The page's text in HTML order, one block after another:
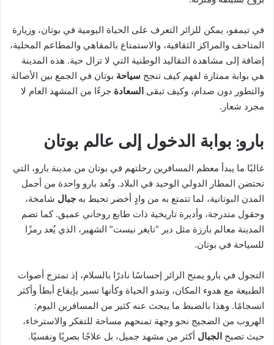
في تيمفو، يمكن للزائر التعرف على الحياة اليومية في بوتان، وزيارة
المتاحف والمراكز الثقافية، والاستمتاع بالمقاهي والمطاعم المحلية،
إضافة إلى مشاهدة التقاليد الوطنية التي لا تزال حية. هذه المدينة
هي بوابة ممتازة لفهم كيف تنجح سياحة بوتان في الجمع بين الأصالة
والتطور دون صدام، وكيف تبقى السعادة جزءًا من المشهد العام لا
مجرد شعار.
بارو: بوابة الدخول إلى عالم بوتان
غالبًا ما يبدأ معظم المسافرين رحلتهم في بوتان من مدينة بارو، التي
تحتضن المطار الدولي الوحيد في البلاد. وتُعد بارو واحدة من أجمل
المدن البوتانية، لما تتمتع به من وادٍ أخضر تحيط به جبال شامخة،
وحقول متدرجة، وأديرة تاريخية ذات طابع روحاني عميق. كما تضم
المدينة معالم بارزة مثل دير “تايغر نيست” الشهير، الذي يُعد رمزًا
للسياحة في بوتان.
التجول في بارو يمنح الزائر إحساسًا نادرًا بالسلام، إذ تمتزج أصوات
الطبيعة مع هدوء المكان، وتبدو الحياة وكأنها تسير بإيقاع أبطأ وأكثر
انسجامًا. وهذا بالضبط ما يبحث عنه كثير من المسافرين اليوم:
الهروب من الضجيج نحو وجهة تمنحهم مساحة للتفكر والاسترخاء،
حيث تصبح الجبال أكثر من مشهد جميل، بل علاجًا بصريًا ونفسيًا.